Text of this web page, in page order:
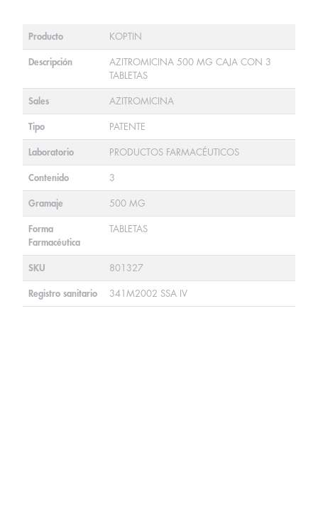
Producto KOPTIN
Descripción
AZITROMICINA 500 MG CAJA CON 3
TABLETAS
Sales AZITROMICINA
Tipo PATENTE
Laboratorio PRODUCTOS FARMACÉUTICOS
Contenido 3
Gramaje 500 MG
Forma
Farmacéutica
TABLETAS
SKU 801327
Registro sanitario 341M2002 SSA IV